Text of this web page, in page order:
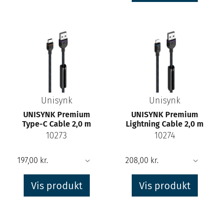
Unisynk
UNISYNK Premium
Type-C Cable 2,0 m
10273
Vis produkt
Unisynk
UNISYNK Premium
Lightning Cable 2,0 m
10274
Vis produkt